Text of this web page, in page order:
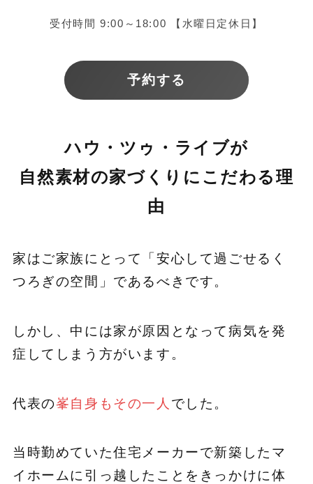
受付時間 9:00～18:00 【水曜日定休日】
予約する
ハウ・ツゥ・ライブが
自然素材の家づくりにこだわる理
由
家はご家族にとって「安心して過ごせるく
つろぎの空間」であるべきです。
しかし、中には家が原因となって病気を発
症してしまう方がいます。
代表の峯自身もその一人 でした。
当時勤めていた住宅メーカーで新築したマ
イホームに引っ越したことをきっかけに体